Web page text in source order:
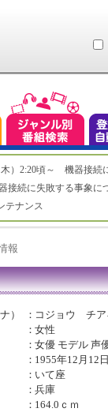
木）2:20頃～ 機器接続
接続に失敗する事象に
テナンス
報
） ： コジョウ チア
：女性
：女優 モデル 声
： 1955年12月12
： いて座
：兵庫
： 164.0ｃｍ